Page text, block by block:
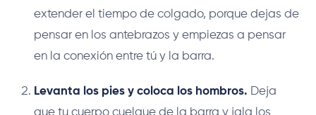
extender el tiempo de colgado, porque dejas de
pensar en los antebrazos y empiezas a pensar
en la conexión entre tú y la barra.
Levanta los pies y coloca los hombros. Deja
que tu cuerpo cuelgue de la barra y jala los